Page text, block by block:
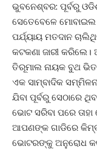
ଭୁବନେଶ୍ବର: ପୂର୍ବରୁ
ସେତେବେଳେ ମୋବାଇଲ
ପର୍ଯ୍ୟାୟ ମତଦାନ
କଟକଣା ଜାରୀ
ତିରୂମାଲ ନାୟକ ବୁଥ
ଏକ ସାମ୍ବାଦିକ
ଯିବା ପୂର୍ବରୁ ସେଠାରେ
ଭୋଟ ସରିବା ପରେ
ଆପଣଙ୍କ ଗାଡିରେ
ଭୋଟରଙ୍କୁ ଅନୁରୋଧ